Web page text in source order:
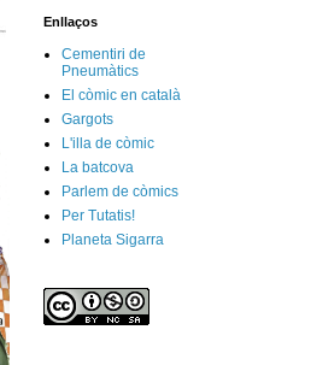
Enllaços
Cementiri de
Pneumàtics
El còmic en català
Gargots
L'illa de còmic
La batcova
Parlem de còmics
Per Tutatis!
Planeta Sigarra